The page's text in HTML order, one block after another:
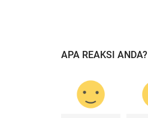
APA REAKSI ANDA?